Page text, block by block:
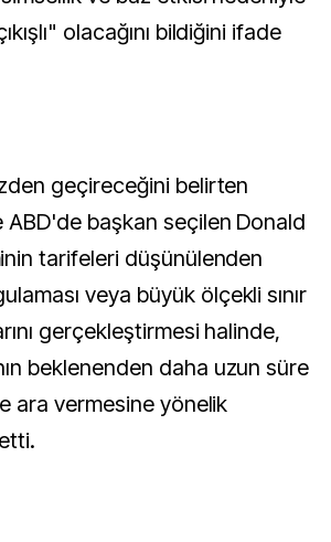
olacağını bildiğini ifade
geçireceğini belirten
ABD'de başkan seçilen Donald
tarifeleri düşünülenden
veya büyük ölçekli sınır
gerçekleştirmesi halinde,
beklenenden daha uzun süre
ara vermesine yönelik